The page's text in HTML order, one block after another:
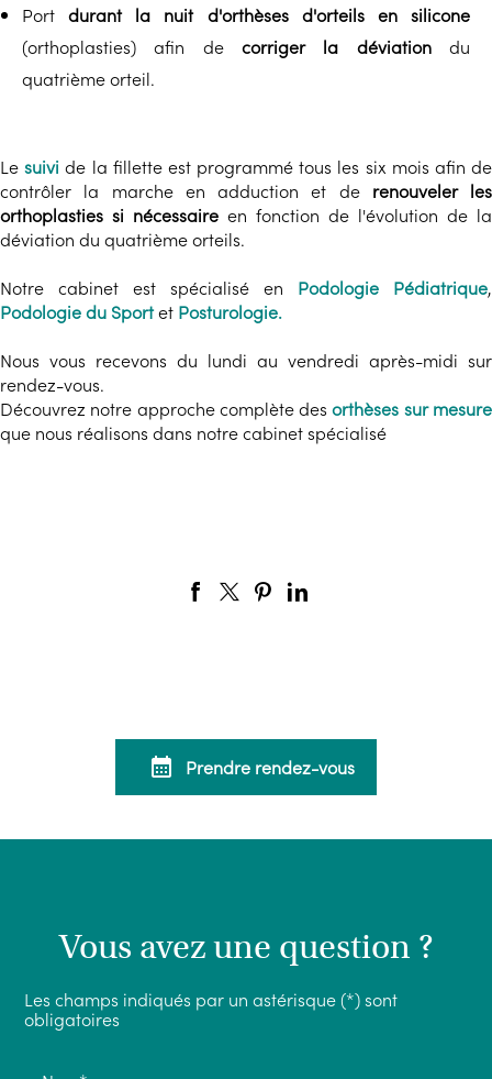
Portdurant la nuit d'orthèses d'orteils en silicone
(orthoplasties) afin de corriger la déviationdu
quatrième orteil.
Le suivide la fillette est programmé tous les six mois afin de
contrôler la marche en adduction et de renouveler les
orthoplasties si nécessaire en fonction de l'évolution de la
déviation du quatrième orteils.
Notre cabinet est spécialisé en Podologie Pédiatrique,
Podologie du Sportet Posturologie.
Nous vous recevons du lundi au vendredi après-midi sur
rendez-vous.
Découvrez notre approche complète desorthèses sur mesure
que nous réalisons dans notre cabinet spécialisé
calendar_month Prendre rendez-vous
Vous avez une question ?
Les champs indiqués par un astérisque (*) sont
obligatoires